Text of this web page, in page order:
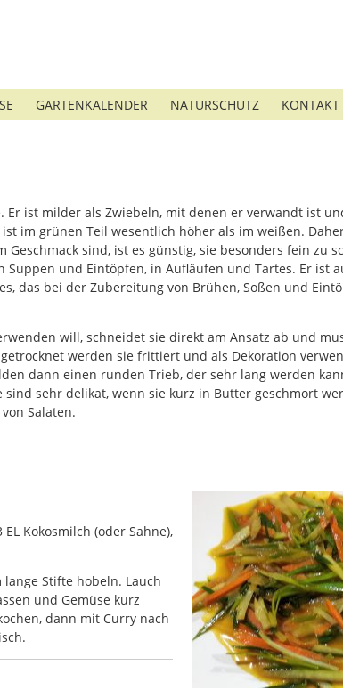
GARTENKALENDER NATURSCHUTZ KONTAKT
Er ist milder als Zwiebeln, mit denen er verwandt ist
im grünen Teil wesentlich höher als im weißen.
sind, ist es günstig, sie besonders fein zu
und Eintöpfen, in Aufläufen und Tartes. Er ist
das bei der Zubereitung von Brühen, Soßen und
will, schneidet sie direkt am Ansatz ab und
werden sie frittiert und als Dekoration
dann einen runden Trieb, der sehr lang werden
sehr delikat, wenn sie kurz in Butter geschmort
Salaten.
Kokosmilch (oder Sahne),
Stifte hobeln. Lauch
und Gemüse kurz
dann mit Curry nach